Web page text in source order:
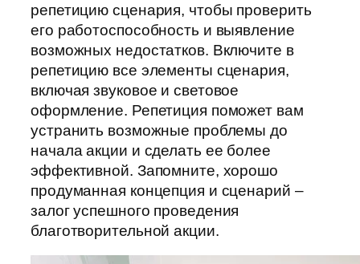
репетицию сценария, чтобы проверить
его работоспособность и выявление
возможных недостатков. Включите в
репетицию все элементы сценария,
включая звуковое и световое
оформление. Репетиция поможет вам
устранить возможные проблемы до
начала акции и сделать ее более
эффективной. Запомните, хорошо
продуманная концепция и сценарий –
залог успешного проведения
благотворительной акции.